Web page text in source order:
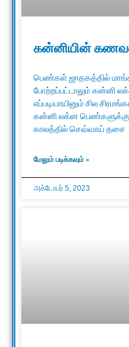
கன்னியின்
பெண்கள் ஜாதகத்தில்
போற்றப்பட்டாலும் கன்னி
எப்படியாயினும் சில
கன்னி லக்ன பெண்களுக்கு
காலத்தில் செவ்வாய் தசை
மேலும் படிக்கவும் »
அக்டோபர் 5, 2023